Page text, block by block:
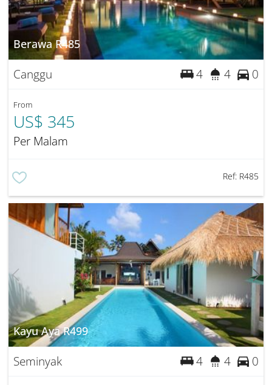
Berawa R485
Canggu 4 4 0
From
US$ 345
Per Malam
Ref: R485
Kayu Aya R499
Seminyak 4 4 0